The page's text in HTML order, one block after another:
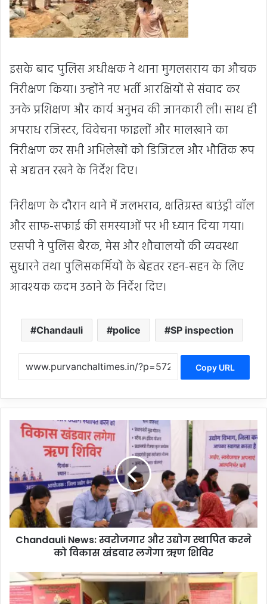
इसके बाद पुलिस अधीक्षक ने थाना मुगलसराय का औचक
निरीक्षण किया। उन्होंने नए भर्ती आरक्षियों से संवाद कर
उनके प्रशिक्षण और कार्य अनुभव की जानकारी ली। साथ ही
अपराध रजिस्टर, विवेचना फाइलों और मालखाने का
निरीक्षण कर सभी अभिलेखों को डिजिटल और भौतिक रूप
से अद्यतन रखने के निर्देश दिए।
निरीक्षण के दौरान थाने में जलभराव, क्षतिग्रस्त बाउंड्री वॉल
और साफ-सफाई की समस्याओं पर भी ध्यान दिया गया।
एसपी ने पुलिस बैरक, मेस और शौचालयों की व्यवस्था
सुधारने तथा पुलिसकर्मियों के बेहतर रहन-सहन के लिए
आवश्यक कदम उठाने के निर्देश दिए।
Chandauli police SP inspection
Copy URL
d
l
i
:
स्व
Chandauli News: स्वरोजगार और उद्योग स्थापित करने
को विकास खंडवार लगेगा ऋण शिविर
h